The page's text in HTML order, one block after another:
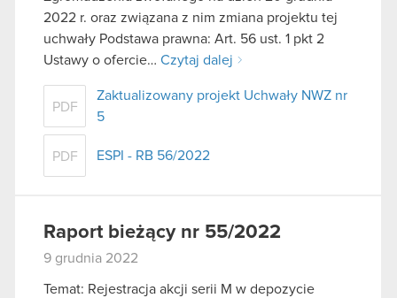
2022 r. oraz związana z nim zmiana projektu tej
uchwały Podstawa prawna: Art. 56 ust. 1 pkt 2
Ustawy o ofercie… Czytaj dalej
PDF
Zaktualizowany projekt Uchwały NWZ nr
5
PDF ESPI - RB 56/2022
Raport bieżący nr 55/2022
9 grudnia 2022
Temat: Rejestracja akcji serii M w depozycie